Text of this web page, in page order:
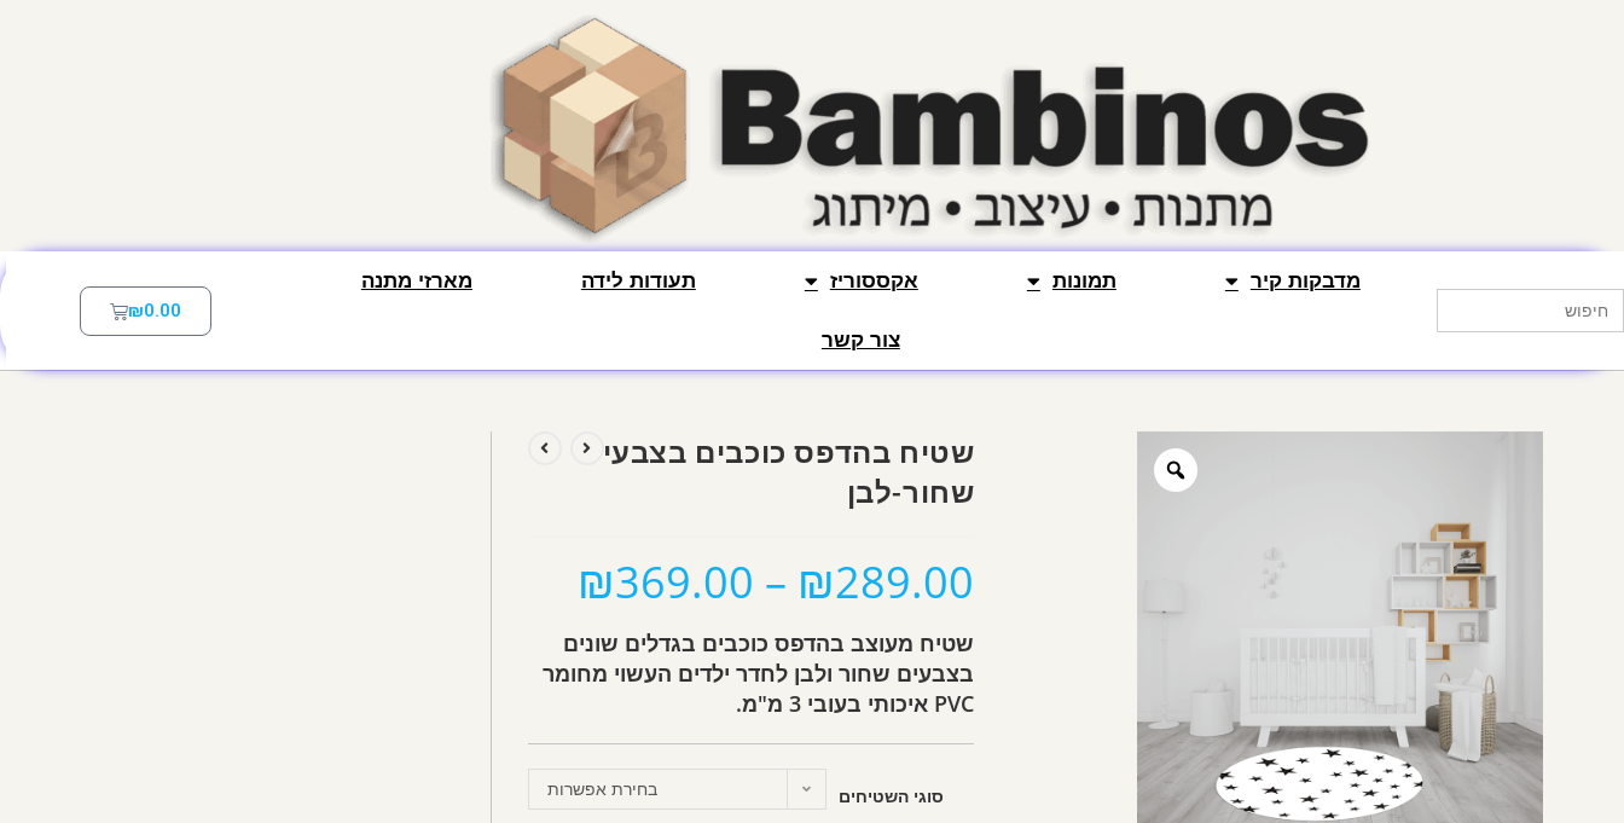
Search
for:
מדבקות קיר תמונות אקססוריז תעודות לידה מארזי מתנה
צור קשר
₪0.00
שטיח בהדפס כוכבים בצבעי
שחור-לבן
₪289.00
–
₪369.00
שטיח מעוצב בהדפס כוכבים בגדלים שונים
בצבעים שחור ולבן לחדר ילדים העשוי מחומר
PVC איכותי בעובי 3 מ"מ.
סוגי השטיחים בחירת אפשרות